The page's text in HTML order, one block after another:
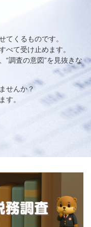
てくるものです。
て受け止めます。
“調査の意図”を見抜きな
せんか？
す。